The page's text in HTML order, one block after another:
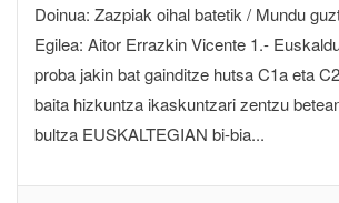
Doinua: Zazpiak oihal batetik / Mundu
Egilea: Aitor Errazkin Vicente 1.-
proba jakin bat gainditze hutsa C1a eta
baita hizkuntza ikaskuntzari zentzu
bultza EUSKALTEGIAN bi-bia...